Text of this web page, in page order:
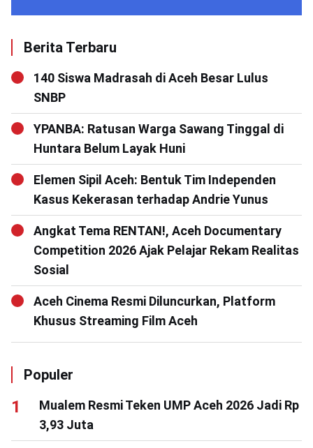
Berita Terbaru
140 Siswa Madrasah di Aceh Besar Lulus
SNBP
YPANBA: Ratusan Warga Sawang Tinggal di
Huntara Belum Layak Huni
Elemen Sipil Aceh: Bentuk Tim Independen
Kasus Kekerasan terhadap Andrie Yunus
Angkat Tema RENTAN!, Aceh Documentary
Competition 2026 Ajak Pelajar Rekam Realitas
Sosial
Aceh Cinema Resmi Diluncurkan, Platform
Khusus Streaming Film Aceh
Populer
Mualem Resmi Teken UMP Aceh 2026 Jadi Rp
3,93 Juta